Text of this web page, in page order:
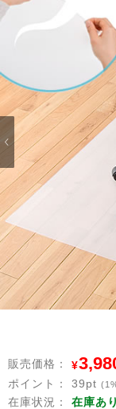
販売価格： ¥
ポイント： 39pt
在庫状況： 在庫あり